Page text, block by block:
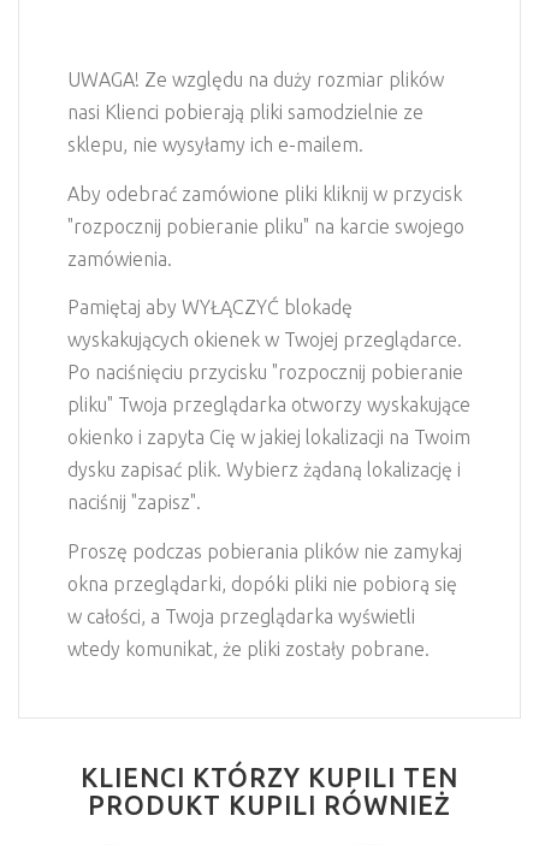
UWAGA! Ze względu na duży rozmiar plików
nasi Klienci pobierają pliki samodzielnie ze
sklepu, nie wysyłamy ich e-mailem.
Aby odebrać zamówione pliki kliknij w przycisk
"rozpocznij pobieranie pliku" na karcie swojego
zamówienia.
Pamiętaj aby WYŁĄCZYĆ blokadę
wyskakujących okienek w Twojej przeglądarce.
Po naciśnięciu przycisku "rozpocznij pobieranie
pliku" Twoja przeglądarka otworzy wyskakujące
okienko i zapyta Cię w jakiej lokalizacji na Twoim
dysku zapisać plik. Wybierz żądaną lokalizację i
naciśnij "zapisz".
Proszę podczas pobierania plików nie zamykaj
okna przeglądarki, dopóki pliki nie pobiorą się
w całości, a Twoja przeglądarka wyświetli
wtedy komunikat, że pliki zostały pobrane.
KLIENCI KTÓRZY KUPILI TEN
PRODUKT KUPILI RÓWNIEŻ